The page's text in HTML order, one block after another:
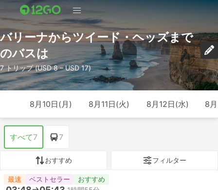
バリーナからツイード・ヘッズまで
のバスは
7 トリップ (USD 8 – USD 17)
8月10日(月) 8月11日(火) 8月12日(水) 8
すべて7 7
おすすめ フィルター
最速 ベストセラー おすすめ